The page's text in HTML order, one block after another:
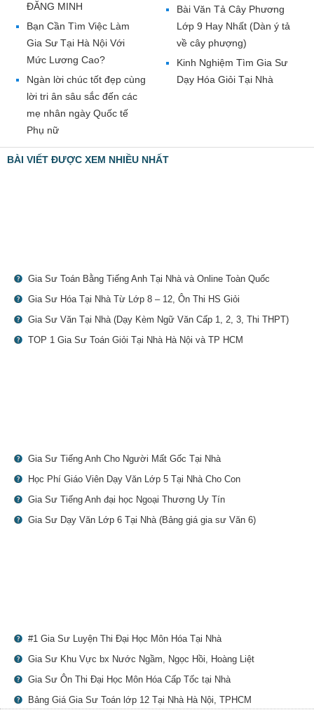
ĐĂNG MINH
Bạn Cần Tìm Việc Làm
Gia Sư Tại Hà Nội Với
Mức Lương Cao?
Ngàn lời chúc tốt đẹp cùng
lời tri ân sâu sắc đến các
mẹ nhân ngày Quốc tế
Phụ nữ
Bài Văn Tả Cây Phương
Lớp 9 Hay Nhất (Dàn ý tả
về cây phượng)
Kinh Nghiệm Tìm Gia Sư
Dạy Hóa Giỏi Tại Nhà
BÀI VIẾT ĐƯỢC XEM NHIỀU NHẤT
Gia Sư Toán Bằng Tiếng Anh Tại Nhà và Online Toàn Quốc
Gia Sư Hóa Tại Nhà Từ Lớp 8 – 12, Ôn Thi HS Giỏi
Gia Sư Văn Tại Nhà (Dạy Kèm Ngữ Văn Cấp 1, 2, 3, Thi THPT)
TOP 1 Gia Sư Toán Giỏi Tại Nhà Hà Nội và TP HCM
Gia Sư Tiếng Anh Cho Người Mất Gốc Tại Nhà
Học Phí Giáo Viên Dạy Văn Lớp 5 Tại Nhà Cho Con
Gia Sư Tiếng Anh đại học Ngoại Thương Uy Tín
Gia Sư Dạy Văn Lớp 6 Tại Nhà (Bảng giá gia sư Văn 6)
#1 Gia Sư Luyện Thi Đại Học Môn Hóa Tại Nhà
Gia Sư Khu Vực bx Nước Ngầm, Ngọc Hồi, Hoàng Liệt
Gia Sư Ôn Thi Đại Học Môn Hóa Cấp Tốc tại Nhà
Bảng Giá Gia Sư Toán lớp 12 Tại Nhà Hà Nội, TPHCM